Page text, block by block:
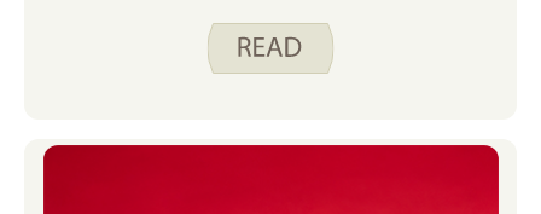
热、令人安心的饭菜，但它与传统汤品足够不
同，能让家里每个人都开心。